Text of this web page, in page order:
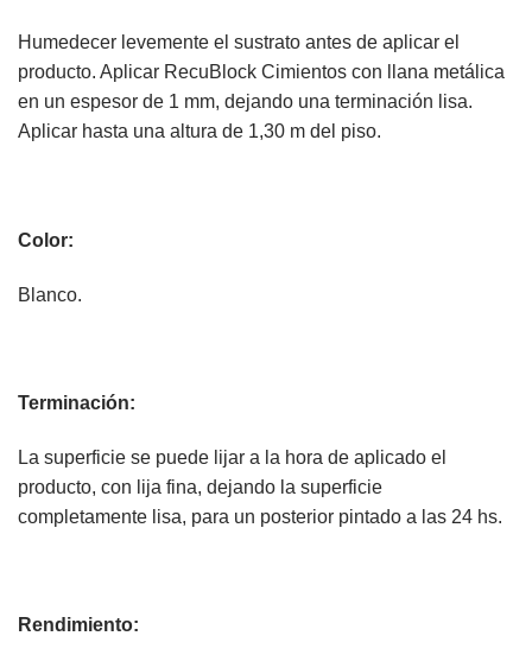
Humedecer levemente el sustrato antes de aplicar el
producto. Aplicar RecuBlock Cimientos con llana metálica
en un espesor de 1 mm, dejando una terminación lisa.
Aplicar hasta una altura de 1,30 m del piso.
Color:
Blanco.
Terminación:
La superficie se puede lijar a la hora de aplicado el
producto, con lija fina, dejando la superficie
completamente lisa, para un posterior pintado a las 24 hs.
Rendimiento: